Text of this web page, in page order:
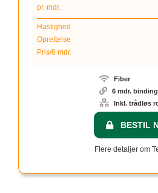
pr. mdr.
Hastighed
Oprettelse
Pris/6 mdr.
Fiber
6 mdr. binding
Inkl. trådløs
BESTIL
Flere detaljer om